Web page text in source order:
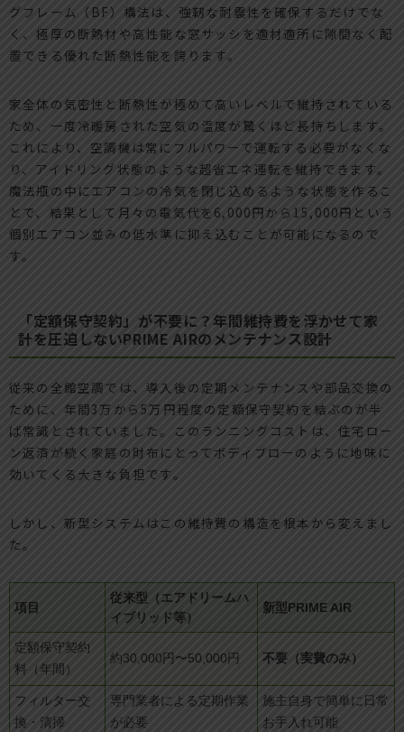
グフレーム（BF）構法は、強靭な耐震性を確保するだけでな
く、極厚の断熱材や高性能な窓サッシを適材適所に隙間なく配
置できる優れた断熱性能を誇ります。
家全体の気密性と断熱性が極めて高いレベルで維持されている
ため、一度冷暖房された空気の温度が驚くほど長持ちします。
これにより、空調機は常にフルパワーで運転する必要がなくな
り、アイドリング状態のような超省エネ運転を維持できます。
魔法瓶の中にエアコンの冷気を閉じ込めるような状態を作るこ
とで、結果として月々の電気代を6,000円から15,000円という
個別エアコン並みの低水準に抑え込むことが可能になるので
す。
「定額保守契約」が不要に？年間維持費を浮かせて家
計を圧迫しないPRIME AIRのメンテナンス設計
従来の全館空調では、導入後の定期メンテナンスや部品交換の
ために、年間3万から5万円程度の定額保守契約を結ぶのが半
ば常識とされていました。このランニングコストは、住宅ロー
ン返済が続く家庭の財布にとってボディブローのように地味に
効いてくる大きな負担です。
しかし、新型システムはこの維持費の構造を根本から変えまし
た。
項目
従来型（エアドリームハ
イブリッド等）
新型PRIME AIR
定額保守契約
料（年間）
約30,000円〜50,000円 不要（実費のみ）
フィルター交
換・清掃
専門業者による定期作業
が必要
施主自身で簡単に日常
お手入れ可能